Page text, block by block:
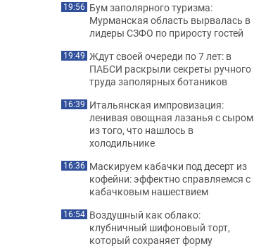
19:56 Бум заполярного туризма:
Мурманская область вырвалась в
лидеры СЗФО по приросту гостей
19:49 Ждут своей очереди по 7 лет: в
ПАБСИ раскрыли секреты ручного
труда заполярных ботаников
16:39 Итальянская импровизация:
ленивая овощная лазанья с сыром
из того, что нашлось в
холодильнике
16:36 Маскируем кабачки под десерт из
кофейни: эффектно справляемся с
кабачковым нашествием
16:54 Воздушный как облако:
клубничный шифоновый торт,
который сохраняет форму